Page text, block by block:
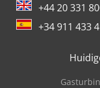
+44 20 331
+34 911 433